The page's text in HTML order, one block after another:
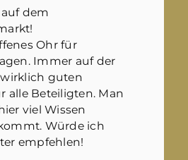
auf dem
Ohr für
Immer auf der
guten
alle Beteiligten. Man
viel Wissen
Würde ich
empfehlen!